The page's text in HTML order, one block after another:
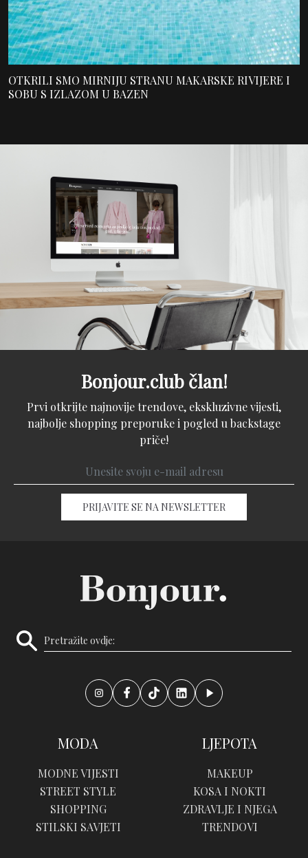
OTKRILI SMO MIRNIJU STRANU MAKARSKE RIVIJERE I
SOBU S IZLAZOM U BAZEN
Bonjour.club član!
Prvi otkrijte najnovije trendove, ekskluzivne vijesti,
najbolje shopping preporuke i pogled u backstage
priče!
PRIJAVITE SE NA NEWSLETTER
MODA
MODNE VIJESTI
STREET STYLE
SHOPPING
STILSKI SAVJETI
LJEPOTA
MAKEUP
KOSA I NOKTI
ZDRAVLJE I NJEGA
TRENDOVI